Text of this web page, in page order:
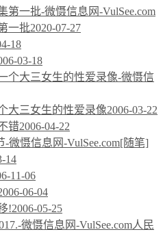
一批2020-07-27
18
03-18
大三女生的性爱录像2006-03-22
错2006-04-22
[随笔]
14
11-06
06-04
!2006-05-25
人民